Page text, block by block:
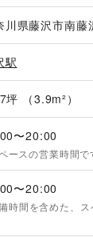
川県藤沢市南藤
駅
坪 （3.9m²）
〜20:00
ースの営業時間で
〜20:00
時間を含めた、